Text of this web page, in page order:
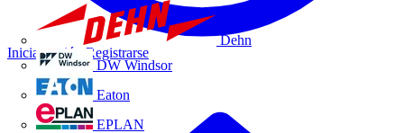
Dehn
DW Windsor
Eaton
EPLAN
Iniciar sesión Registrarse